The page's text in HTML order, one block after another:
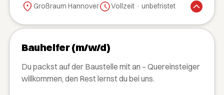
Großraum Hannover Vollzeit · unbefristet
Bauhelfer (m/w/d)
Du packst auf der Baustelle mit an – Quereinsteiger
willkommen, den Rest lernst du bei uns.